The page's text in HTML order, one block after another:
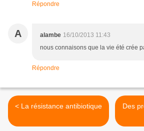
Répondre
A alambe 16/10/2013 11:43
nous connaisons que la vie été crée
Répondre
< La résistance antibiotique
Des